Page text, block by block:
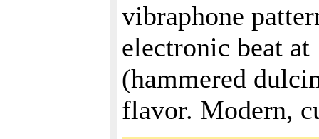
vibraphone
electronic beat
(hammered
flavor. Modern,